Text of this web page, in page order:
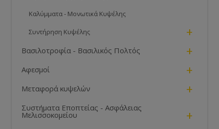
Καλύμματα - Μονωτικά Κυψέλης
Συντήρηση Κυψέλης +
Βασιλοτροφία - Βασιλικός Πολτός +
Αφεσμοί +
Μεταφορά κυψελών +
Συστήματα Εποπτείας - Ασφάλειας
Μελισσοκομείου +